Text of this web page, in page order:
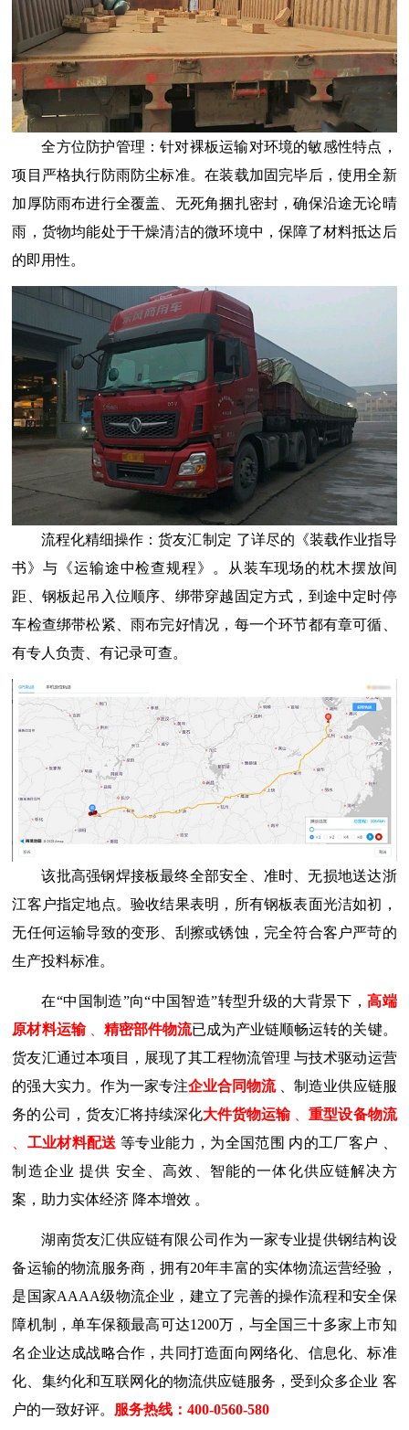
全方位防护管理：针对裸板运输对环境的敏感性特点 ，
项目严格执行防雨防尘标准。在装载加固完毕后，使用全新
加厚防雨布进行全覆盖、无死角捆扎密封，确保沿途无论晴
雨，货物均能处于干燥清洁的微环境中，保障了材料抵达后
的即用性。
流程化精细操作：货友汇制定 了详尽的《装载作业指导
书》与《运输途中检查规程》。从装车现场的枕木摆放间
距、钢板起吊入位顺序、绑带穿越固定方式，到途中定时停
车检查绑带松紧、雨布完好情况，每一个环节都有章可循、
有专人负责、有记录可查。
该批高强钢焊接板最终全部安全、准时、无损地送达浙
江客户指定地点。验收结果表明，所有钢板表面光洁如初，
无任何运输导致的变形、刮擦或锈蚀，完全符合客户严苛的
生产投料标准。
在“中国制造”向“中国智造”转型升级的大背景下，高端
原材料运输
精密部件物流已成为产业链顺畅运转的关键。
货友汇通过本项目，展现了其工程物流管理 与技术驱动运营
的强大实力。作为一家专注企业合同物流 、制造业供应链服
务的公司，货友汇将持续深化大件货物运输 、重型设备物流
工业材料配送 等专业能力，为全国范围 内的工厂客户
制造企业 提供 安全、高效、智能的一体化供应链解决方
案 ，助力实体经济 降本增效 。
湖南货友汇供应链有限公司作为一家专业提供钢结构设
备运输的物流服务商，拥有20年丰富的实体物流运营经验，
是国家AAAA级物流企业，建立了完善的操作流程和安全保
障机制，单车保额最高可达1200万，与全国三十多家上市知
名企业达成战略合作，共同打造面向网络化、信息化、标准
化、集约化和互联网化的物流供应链服务，受到众多企业 客
户的一致好评。 服务热线：400-0560-580